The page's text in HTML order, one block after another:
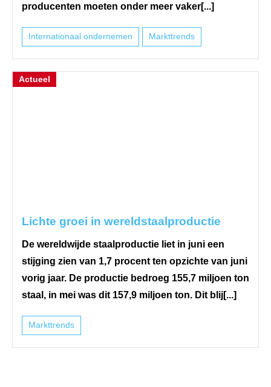
producenten moeten onder meer vaker[...]
Internationaal ondernemen Markttrends
Actueel
Lichte groei in wereldstaalproductie
De wereldwijde staalproductie liet in juni een
stijging zien van 1,7 procent ten opzichte van juni
vorig jaar. De productie bedroeg 155,7 miljoen ton
staal, in mei was dit 157,9 miljoen ton. Dit blij[...]
Markttrends